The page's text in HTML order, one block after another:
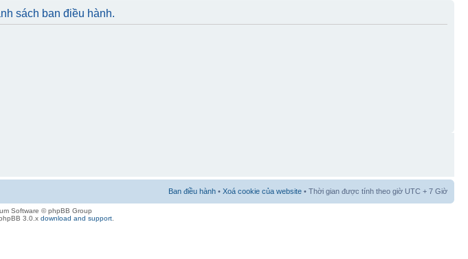
sách ban điều hành.
Ban điều hành • Xoá cookie của website • Thời gian được tính theo giờ UTC + 7 Giờ
Software © phpBB Group
3.0.x download and support.